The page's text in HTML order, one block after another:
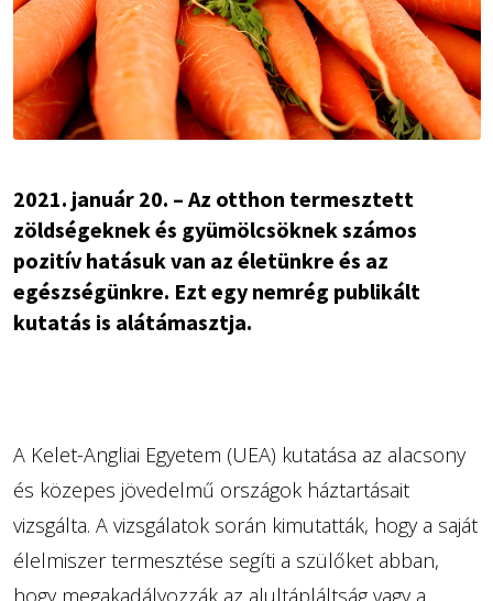
2021. január 20. – Az otthon termesztett
zöldségeknek és gyümölcsöknek számos
pozitív hatásuk van az életünkre és az
egészségünkre. Ezt egy nemrég publikált
kutatás is alátámasztja.
A Kelet-Angliai Egyetem (UEA) kutatása az alacsony
és közepes jövedelmű országok háztartásait
vizsgálta. A vizsgálatok során kimutatták, hogy a saját
élelmiszer termesztése segíti a szülőket abban,